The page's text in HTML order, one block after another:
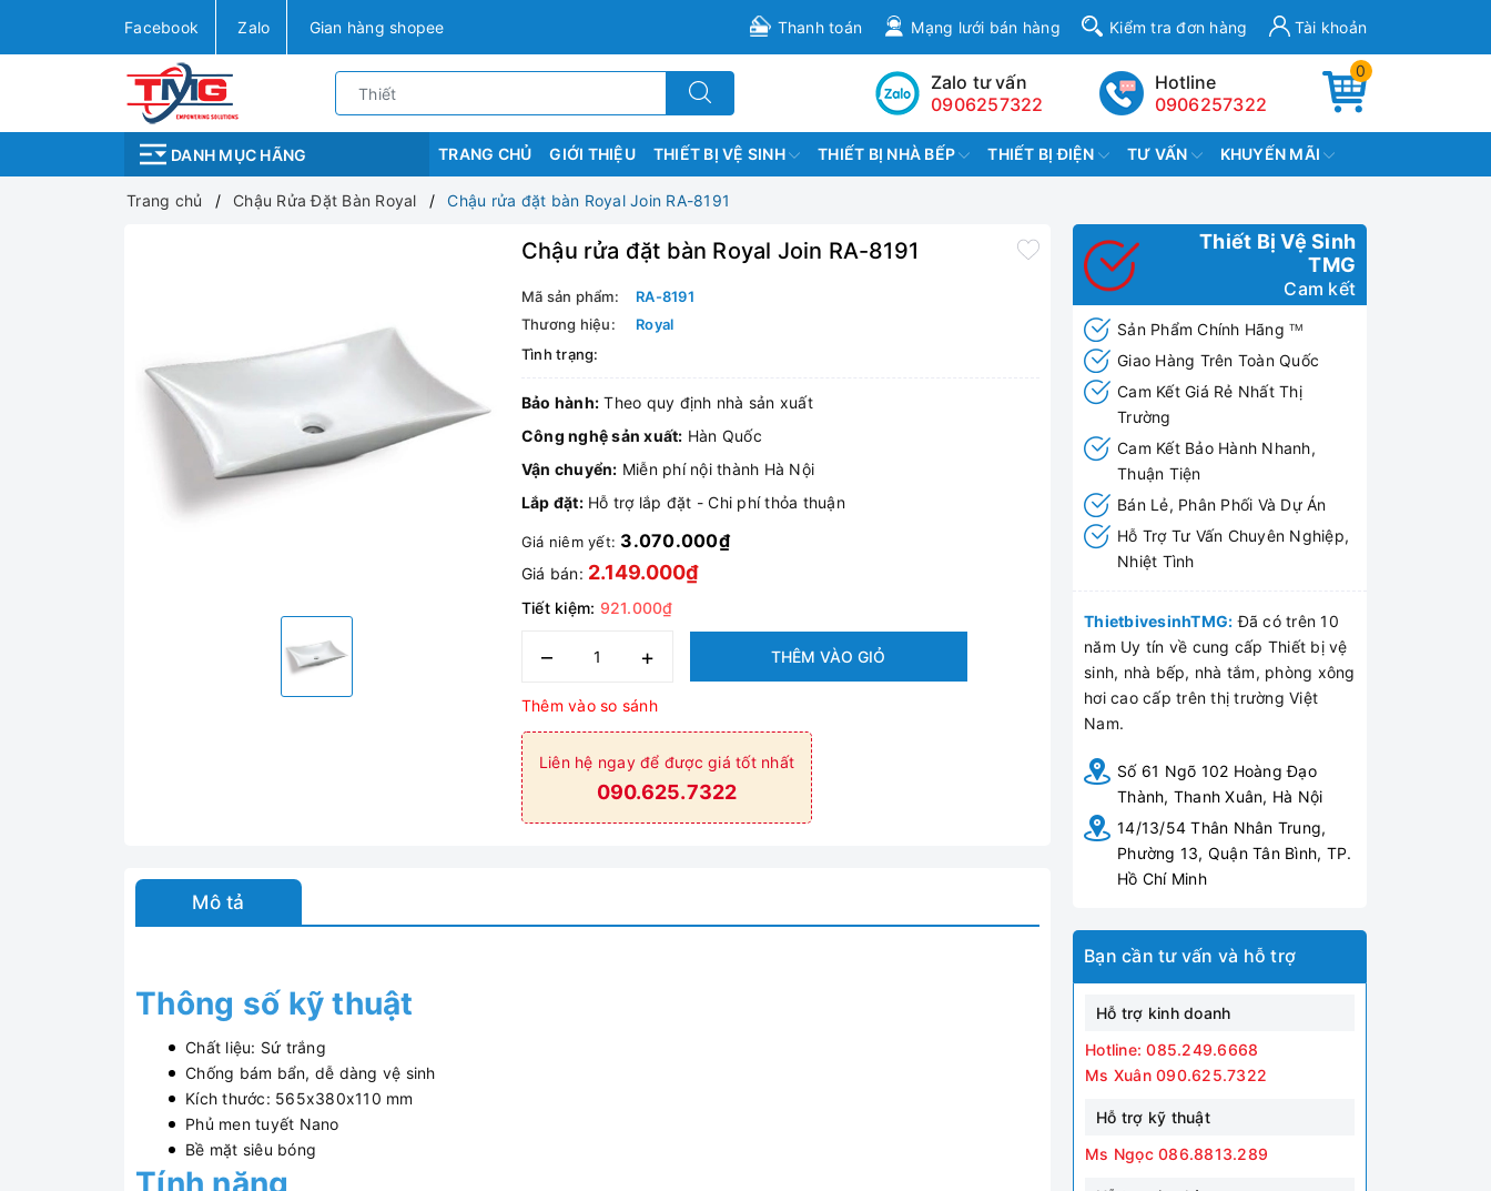
Facebook Zalo Gian hàng shopee Thanh toán Mạng lưới bán hàng Kiểm tra đơn hàng Tài khoản
0
Hotline
0906257322
Zalo tư vấn
0906257322
DANH MỤC HÃNG TRANG CHỦ GIỚI THIỆU THIẾT BỊ VỆ SINH THIẾT BỊ NHÀ BẾP THIẾT BỊ ĐIỆN TƯ VẤN KHUYẾN MÃI
Trang chủ Chậu Rửa Đặt Bàn Royal Chậu rửa đặt bàn Royal Join RA-8191
Chậu rửa đặt bàn Royal Join RA-8191
Mã sản phẩm:
RA-8191
Thương hiệu:
Royal
Tình trạng:
Bảo hành: Theo quy định nhà sản xuất
Công nghệ sản xuất: Hàn Quốc
Vận chuyển: Miễn phí nội thành Hà Nội
Lắp đặt:Hỗ trợ lắp đặt - Chi phí thỏa thuận
Giá niêm yết: 3.070.000₫
Giá bán: 2.149.000₫
Tiết kiệm: 921.000₫
– + THÊM VÀO GIỎ
Thêm vào so sánh
Liên hệ ngay để được giá tốt nhất
090.625.7322
Mô tả
Thông số kỹ thuật
Chất liệu: Sứ trắng
Chống bám bẩn, dễ dàng vệ sinh
Kích thước: 565x380x110 mm
Phủ men tuyết Nano
Bề mặt siêu bóng
Tính năng
Thiết Bị Vệ Sinh
TMG
Cam kết
Sản Phẩm Chính Hãng TM
Giao Hàng Trên Toàn Quốc
Cam Kết Giá Rẻ Nhất Thị
Trường
Cam Kết Bảo Hành Nhanh,
Thuận Tiện
Bán Lẻ, Phân Phối Và Dự Án
Hỗ Trợ Tư Vấn Chuyên Nghiệp,
Nhiệt Tình
ThietbivesinhTMG: Đã có trên 10
năm Uy tín về cung cấp Thiết bị vệ
sinh, nhà bếp, nhà tắm, phòng xông
hơi cao cấp trên thị trường Việt
Nam.
Số 61 Ngõ 102 Hoàng Đạo
Thành, Thanh Xuân, Hà Nội
14/13/54 Thân Nhân Trung,
Phường 13, Quận Tân Bình, TP.
Hồ Chí Minh
Bạn cần tư vấn và hỗ trợ
Hỗ trợ kinh doanh
Hotline: 085.249.6668
Ms Xuân 090.625.7322
Hỗ trợ kỹ thuật
Ms Ngọc 086.8813.289